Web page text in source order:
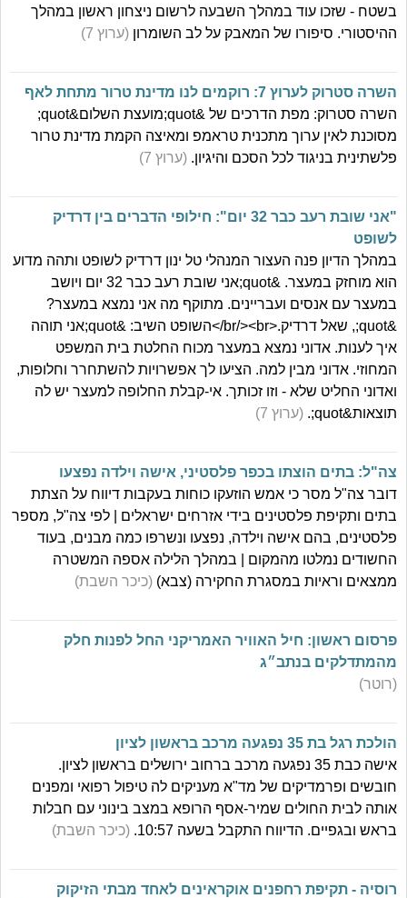
בשטח - שזכו עוד במהלך השבעה לרשום ניצחון ראשון במהלך
ההיסטורי. סיפורו של המאבק על לב השומרון (ערוץ 7)
השרה סטרוק לערוץ 7: רוקמים לנו מדינת טרור מתחת לאף
השרה סטרוק: מפת הדרכים של &quot;מועצת השלום&quot;
מסוכנת לאין ערוך מתכנית טראמפ ומאיצה הקמת מדינת טרור
פלשתינית בניגוד לכל הסכם והיגיון. (ערוץ 7)
"אני שובת רעב כבר 32 יום": חילופי הדברים בין דרדיק
לשופט
במהלך הדיון פנה העצור המנהלי טל ינון דרדיק לשופט ותהה מדוע
הוא מוחזק במעצר. &quot;אני שובת רעב כבר 32 יום ויושב
במעצר עם אנסים ועבריינים. מתוקף מה אני נמצא במעצר?
&quot;, שאל דרדיק.<br/><br/>השופט השיב: &quot;אני תוהה
איך לענות. אדוני נמצא במעצר מכוח החלטת בית המשפט
המחוזי. אדוני מבין למה. הציעו לך אפשרויות להשתחרר וחלופות,
ואדוני החליט שלא - וזו זכותך. אי-קבלת החלופה למעצר יש לה
תוצאות&quot;.
(ערוץ 7)
צה"ל: בתים הוצתו בכפר פלסטיני, אישה וילדה נפצעו
דובר צה"ל מסר כי אמש הוזעקו כוחות בעקבות דיווח על הצתת
בתים ותקיפת פלסטינים בידי אזרחים ישראלים | לפי צה"ל, מספר
פלסטינים, בהם אישה וילדה, נפצעו ונשרפו כמה מבנים, בעוד
החשודים נמלטו מהמקום | במהלך הלילה אספה המשטרה
ממצאים וראיות במסגרת החקירה (צבא) (כיכר השבת)
פרסום ראשון: חיל האוויר האמריקני החל לפנות חלק
מהמתדלקים בנתב״ג
(רוטר)
הולכת רגל בת 35 נפגעה מרכב בראשון לציון
אישה כבת 35 נפגעה מרכב ברחוב ירושלים בראשון לציון.
חובשים ופרמדיקים של מד"א מעניקים לה טיפול רפואי ומפנים
אותה לבית החולים שמיר-אסף הרופא במצב בינוני עם חבלות
בראש ובגפיים. הדיווח התקבל בשעה 10:57.
(כיכר השבת)
רוסיה - תקיפת רחפנים אוקראינים לאחד מבתי הזיקוק